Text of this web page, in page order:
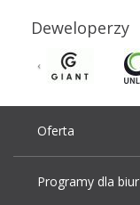
Deweloperzy
Oferta
Programy dla biur